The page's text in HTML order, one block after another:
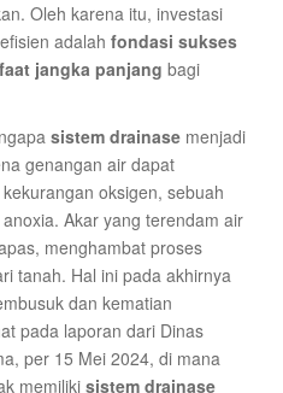
Oleh karena itu, investasi
adalah fondasi sukses
jangka panjang bagi
sistem drainase menjadi
genangan air dapat
oksigen, sebuah
Akar yang terendam air
menghambat proses
tanah. Hal ini pada akhirnya
dan kematian
pada laporan dari Dinas
per 15 Mei 2024, di mana
memiliki sistem drainase